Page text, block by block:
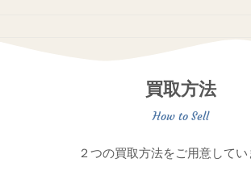
買取方法
２つの買取方法をご用意してい